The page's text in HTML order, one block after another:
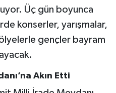
Üç gün boyunca
konserler, yarışmalar,
gençler bayram
Akın Etti